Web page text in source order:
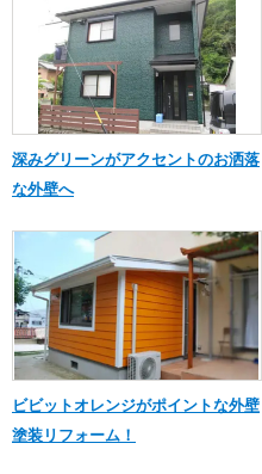
深みグリーンがアクセントのお洒落
な外壁へ
ビビットオレンジがポイントな外壁
塗装リフォーム！